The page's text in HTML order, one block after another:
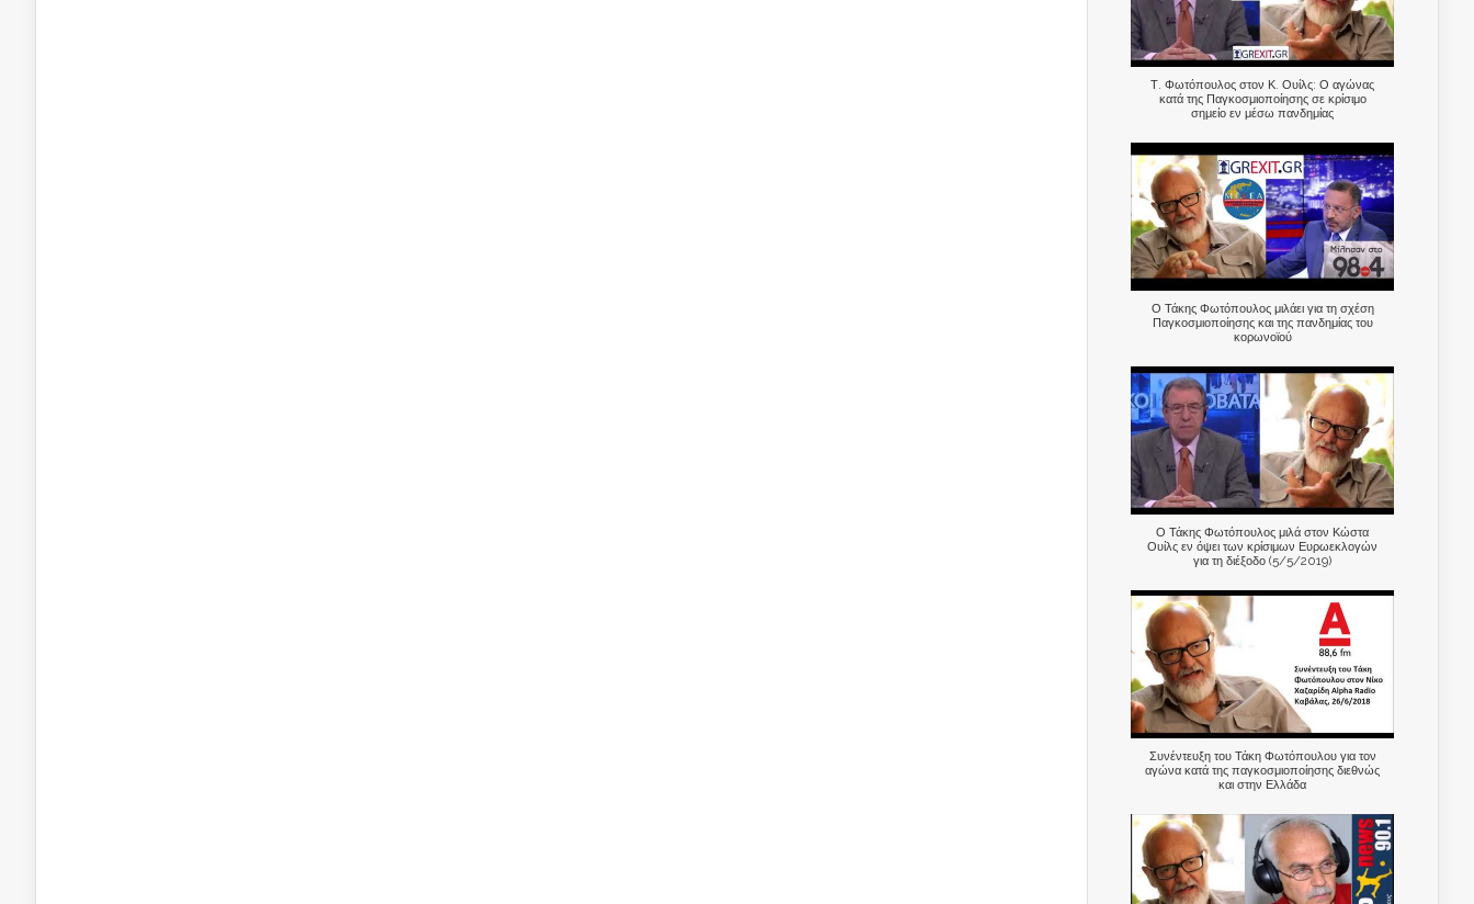
Τ. Φωτόπουλος στον Κ. Ουίλς: Ο αγώνας
κατά της Παγκοσμιοποίησης σε κρίσιμο
σημείο εν μέσω πανδημίας
Ο Τάκης Φωτόπουλος μιλάει για τη σχέση
Παγκοσμιοποίησης και της πανδημίας του
κορωνοϊού
Ο Τάκης Φωτόπουλος μιλά στον Κώστα
Ουίλς εν όψει των κρίσιμων Ευρωεκλογών
για τη διέξοδο (5/5/2019)
Συνέντευξη του Τάκη Φωτόπουλου για τον
αγώνα κατά της παγκοσμιοποίησης διεθνώς
και στην Ελλάδα